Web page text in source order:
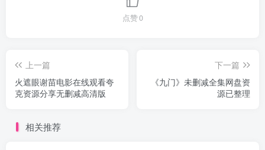
点赞0
上一篇
火遮眼谢苗电影在线观看夸
克资源分享无删减高清版
下一篇
《九门》未删减全集网盘资
源已整理
相关推荐